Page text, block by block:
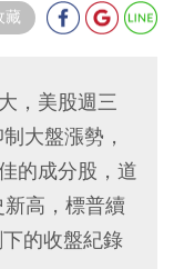
藏
，美股週三
大盤漲勢，
的成分股，道
高，標普續
的收盤紀錄